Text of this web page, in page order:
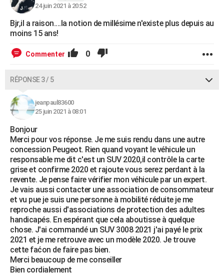
24 juin 2021 à 20:52
Bjr,il a raison....la notion de millésime n'existe plus depuis au
moins 15 ans!
Commenter 0
RÉPONSE 3 / 5
jeanpaul83600
25 juin 2021 à 08:01
Bonjour
Merci pour vos réponse. Je me suis rendu dans une autre
concession Peugeot. Rien quand voyant le véhicule un
responsable me dit c'est un SUV 2020,il contrôle la carte
grise et confirme 2020 et rajoute vous serez perdant à la
revente. Je pense faire vérifier mon véhicule par un expert.
Je vais aussi contacter une association de consommateur
et vu pue je suis une personne à mobilité réduite je me
reproche aussi d'associations de protection des adultes
handicapés. En espérant que cela aboutisse à quelque
chose. J'ai commandé un SUV 3008 2021 j'ai payé le prix
2021 et je me retrouve avec un modèle 2020. Je trouve
cette faćon de faire pas bien.
Merci beaucoup de me conseiller
Bien cordialement